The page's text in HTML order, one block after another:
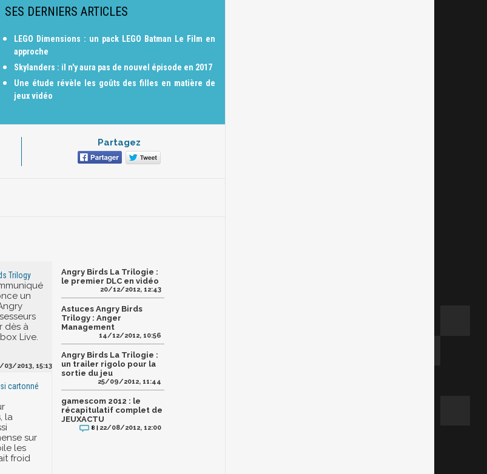
SES DERNIERS ARTICLES
LEGO Dimensions : un pack LEGO Batman Le Film en
approche
Skylanders : il n'y aura pas de nouvel épisode en 2017
Une étude révèle les goûts des filles en matière de
jeux vidéo
Partagez
Trilogy
un
dès à
Live.
03/2013, 15:13
cartonné
la
sur
les
froid
Angry Birds La Trilogie :
le premier DLC en vidéo
20/12/2012, 12:43
Astuces Angry Birds
Trilogy : Anger
Management
14/12/2012, 10:56
Angry Birds La Trilogie :
un trailer rigolo pour la
sortie du jeu
25/09/2012, 11:44
gamescom 2012 : le
récapitulatif complet de
JEUXACTU
8 | 22/08/2012, 12:00